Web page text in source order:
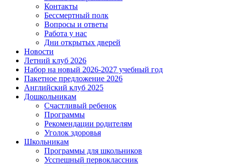
Контакты
Бессмертный полк
Вопросы и ответы
Работа у нас
Дни открытых дверей
Новости
Летний клуб 2026
Набор на новый 2026-2027 учебный год
Пакетное предложение 2026
Английский клуб 2025
Дошкольникам
Счастливый ребенок
Программы
Рекомендации родителям
Уголок здоровья
Школьникам
Программы для школьников
Усспешный первоклассник